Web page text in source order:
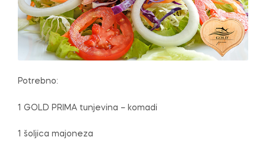
Potrebno:
1 GOLD PRIMA tunjevina – komadi
1 šoljica majoneza